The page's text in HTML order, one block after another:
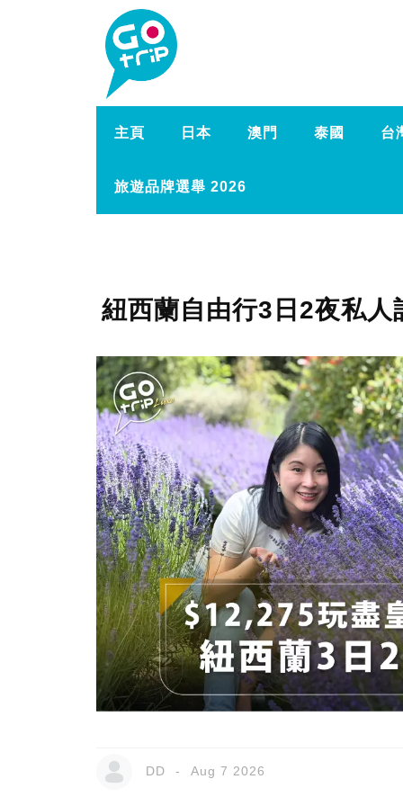
主頁 日本 澳門 泰國 台
旅遊品牌選舉 2026
紐西蘭自由行3日2夜私
DD Aug 7 2026